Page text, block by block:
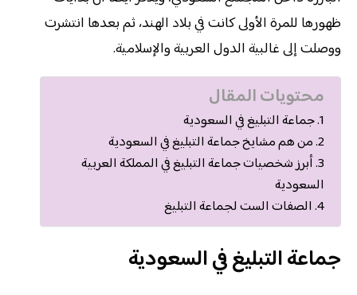
ظهورها للمرة الأولى كانت في بلاد الهند، ثم بعدها انتشرت
ووصلت إلى غالبية الدول العربية والإسلامية.
محتويات المقال
جماعة التبليغ في السعودية
من هم مشايخ جماعة التبليغ في السعودية
أبرز شخصيات جماعة التبليغ في المملكة العربية
السعودية
الصفات الست لجماعة التبليغ
جماعة التبليغ في السعودية